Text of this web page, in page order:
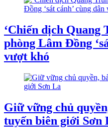
‘Chiến dịch Quang
phòng Lâm Đồng
vượt khó
Giữ vững chủ
tuyến biên giới Sơn